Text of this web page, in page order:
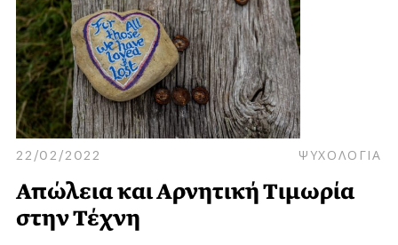
22/02/2022 ΨΥΧΟΛΟΓΙΑ
Απώλεια και Αρνητική Τιμωρία
στην Τέχνη